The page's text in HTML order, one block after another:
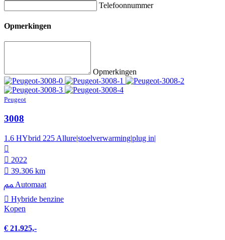
Telefoonnummer
Opmerkingen
Opmerkingen
Peugeot
3008
1.6 HYbrid 225 Allure|stoelverwarming|plug in|
2022
39.306 km
Automaat
Hybride benzine
Kopen
€ 21.925,-